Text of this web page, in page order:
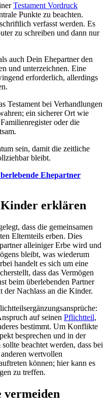
Testament Vordruck
Punkte zu beachten.
verfasst werden. Es
zu schreiben und dann nur
auch Dein Ehepartner den
und unterzeichnen. Eine
erforderlich, allerdings
Testament bei Verhandlungen
ein sicherer Ort wie
oder die
sein, damit die zeitliche
bleibt.
Ehepartner
Kinder erklären
dass die gemeinsamen
Elternteils erben. Dies
alleiniger Erbe wird und
bleibt, was wiederum
handelt es sich um eine
dass das Vermögen
beim überlebenden Partner
der Nachlass an die Kinder.
auf seinen Pflichtteil,
bestimmt. Um Konflikte
besprechen und in der
beachtet werden, dass bei
wertvollen
können; hier kann es
zu treffen.
vermeiden